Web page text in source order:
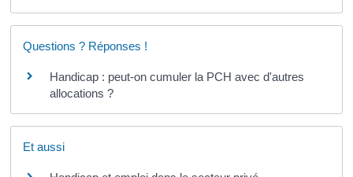
Questions ? Réponses !
Handicap : peut-on cumuler la PCH avec d'autres
allocations ?
Et aussi